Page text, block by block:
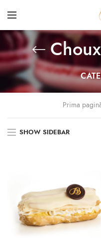
Prima
SHOW SIDEBAR